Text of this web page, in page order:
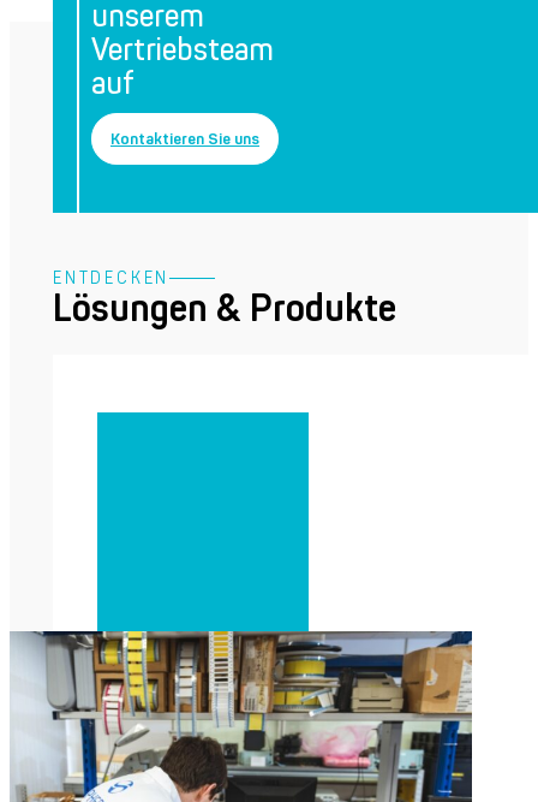
unserem
Vertriebsteam
auf
Kontaktieren Sie uns
ENTDECKEN
Lösungen & Produkte